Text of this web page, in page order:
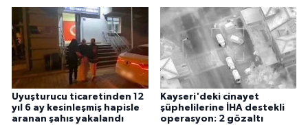
Uyuşturucu ticaretinden 12
yıl 6 ay kesinleşmiş hapisle
aranan şahıs yakalandı
Kayseri'deki cinayet
şüphelilerine İHA destekli
operasyon: 2 gözaltı